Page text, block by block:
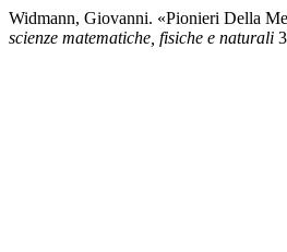
Widmann, Giovanni. «Pionieri Della
scienze matematiche, fisiche e naturali